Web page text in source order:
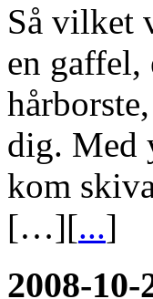
Så vilket
en gaffel,
dig. Med
kom
[…][...]
2008-10-